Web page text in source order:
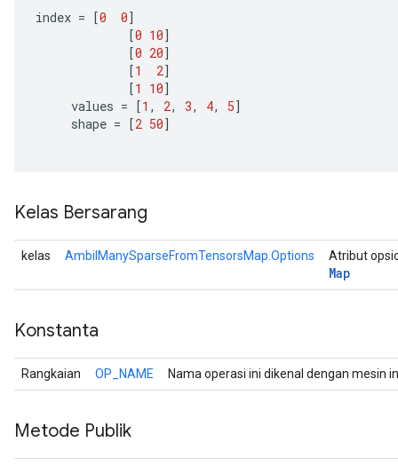
index = [0 0]
[0 10]
[0 20]
[1 2]
[1 10]
values = [1 , 2, 3, 4, 5]
shape = [2 50]
Kelas Bersarang
kelas AmbilManySparseFromTensorsMap.Options Atribut
Map
Konstanta
Rangkaian OP_NAME Nama operasi ini dikenal dengan mesin
Metode Publik